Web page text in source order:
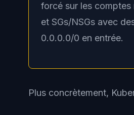
forcé sur les comptes
et SGs/NSGs avec
0.0.0.0/0 en entrée.
Plus concrètement,